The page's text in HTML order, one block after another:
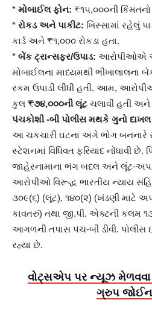
* મોબાઈલ ફોન: ₹૧૫,૦૦૦ની કિંમતનો
* રોકડ અને પાકીટ: ખિસ્સામાં રહેલું
કાર્ડ અને ₹૧,૦૦૦ રોકડા હતા.
* બેંક ટ્રાન્સફર/ઉપાડ: આરોપીઓએ
મોબાઈલના માધ્યમથી ભીખાલાલના
રકમ ઉપાડી લીધી હતી. આમ,
કુલ ₹૭૪,૦૦૦ની લૂંટ ચલાવી હતી અને
પંચકોશી -બી પોલીસ મથકે ગુનો દાખલ
આ ચકચારી ઘટના અંગે ભોગ બનનારે
સ્ટેશનમાં વિધિવત ફરિયાદ નોંધાવી છે.
જાહેરનામાના ભંગ બદલ અને લૂંટ-
આરોપીઓ વિરૂદ્ધ ભારતીય ન્યાય
૩૦૯(૬) (લૂંટ), ૧૪૦(૨) (ખંડણી માટે
કાવતરું) તથા જી.પી. એક્ટની કલમ
આગળની તપાસ પંચ-બી ડીવી. પોલીસ
રહ્યા છે.
વોટ્સએપ પર ન્યૂઝ મેળવવા
ગ્રુપ જોઈન